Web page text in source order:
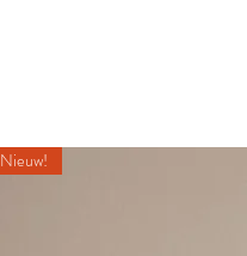
Nieuw!